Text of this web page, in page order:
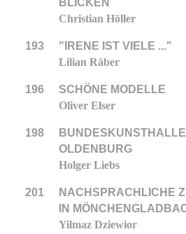
BLICKEN
Christian Höller
193
"IRENE IST VIELE ..."
Lilian Räber
196
SCHÖNE MODELLE
Oliver Elser
198
OLDENBURG
Holger Liebs
201
NACHSPRACHLICHE
IN
Yilmaz Dziewior